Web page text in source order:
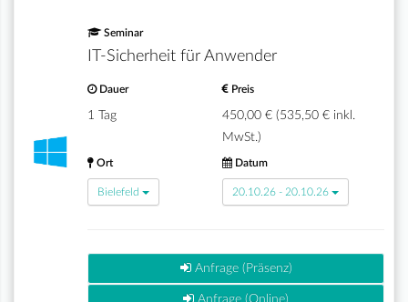
Seminar
IT-Sicherheit für Anwender
Dauer
1 Tag
Preis
450,00 € (535,50 € inkl.
MwSt.)
Ort
Bielefeld
Datum
20.10.26 - 20.10.26
Anfrage (Präsenz)
Anfrage (Online)